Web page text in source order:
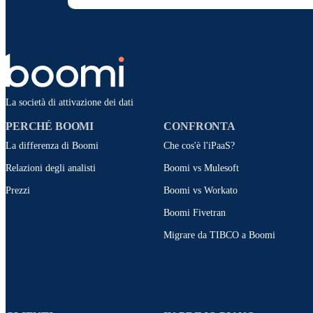
La società di attivazione dei dati
PERCHÉ BOOMI
La differenza di Boomi
Relazioni degli analisti
Prezzi
CONFRONTA
Che cos'è l'iPaaS?
Boomi vs Mulesoft
Boomi vs Workato
Boomi Fivetran
Migrare da TIBCO a Boomi